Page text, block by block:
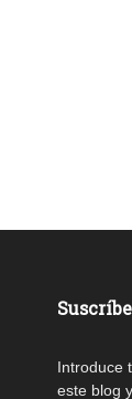
Introduce
este blog